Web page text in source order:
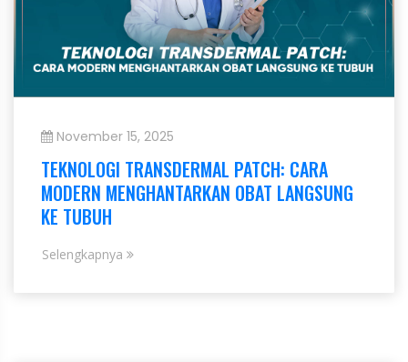
November 15, 2025
TEKNOLOGI TRANSDERMAL PATCH: CARA
MODERN MENGHANTARKAN OBAT LANGSUNG
KE TUBUH
Selengkapnya